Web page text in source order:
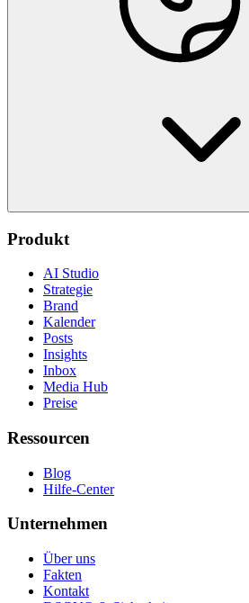
Produkt
AI Studio
Strategie
Brand
Kalender
Posts
Insights
Inbox
Media Hub
Preise
Ressourcen
Blog
Hilfe-Center
Unternehmen
Über uns
Fakten
Kontakt